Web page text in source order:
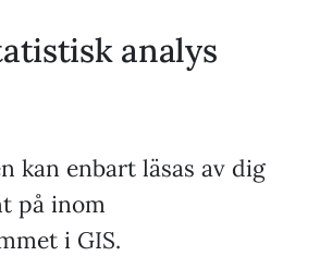
analys
kan enbart läsas av dig
på inom
i GIS.